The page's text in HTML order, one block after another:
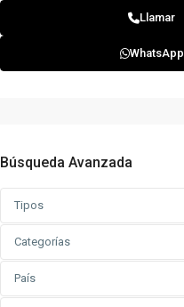
Llamar
WhatsApp
Búsqueda Avanzada
Tipos
Categorías
País